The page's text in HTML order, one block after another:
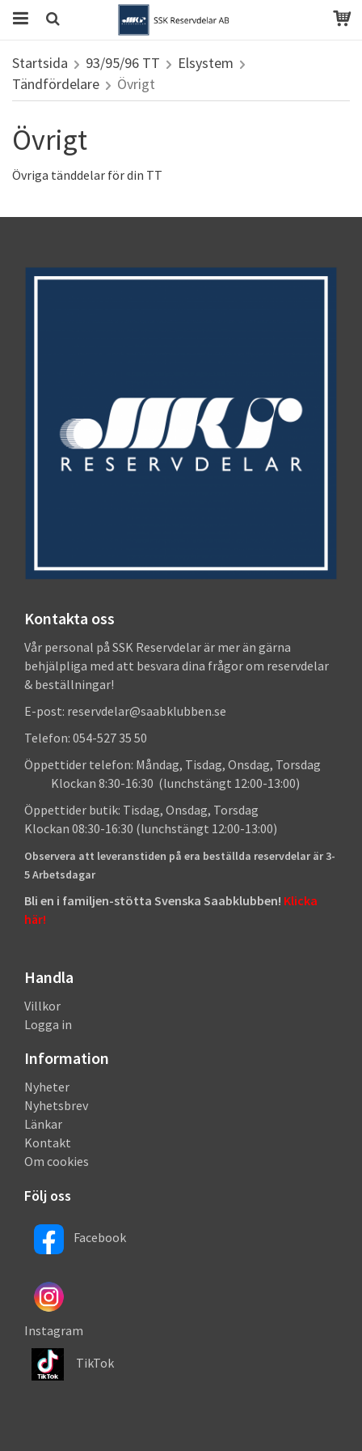
Startsida 93/95/96 TT
Elsystem
Tändfördelare
Övrigt
Övrigt
Övriga tänddelar för din TT
Kontakta oss
Vår personal på SSK Reservdelar är mer än gärna
behjälpliga med att besvara dina frågor om reservdelar
& beställningar!
E-post: reservdelar@saabklubben.se
Telefon: 054-527 35 50
Öppettider telefon: Måndag, Tisdag, Onsdag, Torsdag
Klockan 8:30-16:30 (lunchstängt 12:00-13:00)
Öppettider butik: Tisdag, Onsdag, Torsdag
Klockan 08:30-16:30 (lunchstängt 12:00-13:00)
Observera att leveranstiden på era beställda reservdelar är 3-
5 Arbetsdagar
Bli en i familjen-stötta Svenska Saabklubben! Klicka
här!
Handla
Villkor
Logga in
Information
Nyheter
Nyhetsbrev
Länkar
Kontakt
Om cookies
Följ oss
Facebook
Instagram
TikTok